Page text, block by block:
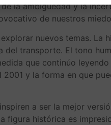
la ambigüedad y la
de nuestros
nuevos temas.
transporte. El tono
que continúo
y la forma en que
a ser la mejor
figura histórica es